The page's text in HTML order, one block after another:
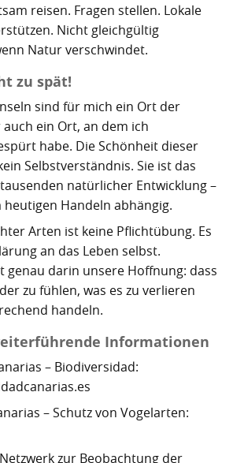
reisen. Fragen stellen. Lokale
Nicht gleichgültig
Natur verschwindet.
zu spät!
sind für mich ein Ort der
ein Ort, an dem ich
habe. Die Schönheit dieser
Selbstverständnis. Sie ist das
natürlicher Entwicklung –
Handeln abhängig.
Arten ist keine Pflichtübung. Es
an das Leben selbst.
genau darin unsere Hoffnung: dass
zu fühlen, was es zu verlieren
handeln.
Informationen
– Biodiversidad:
– Schutz von Vogelarten:
Netzwerk zur Beobachtung der